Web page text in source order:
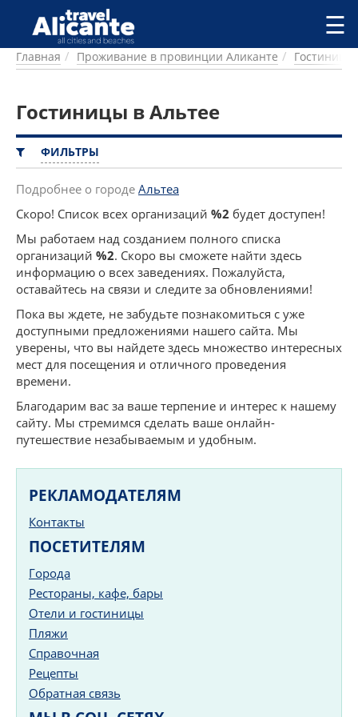
Перейти к основному содержанию
ГОРОДА
ПИТАНИЕ
ПРОЖИВАНИЕ
ПЛЯЖИ
ДОСТОПРИМЕЧАТЕЛЬНОСТИ
КЕМПИНГ
КОМАРКИ (РАЙОНЫ)
РЕЦЕПТЫ
ПРЕДЛОЖЕНИЯ
СТАТЬИ
УСЛУГИ
☰
Главная Проживание в провинции Аликанте Гостиницы
Гостиницы в Альтее
ФИЛЬТРЫ
Подробнее о городе Альтеа
Скоро! Список всех организаций %2 будет доступен!
Мы работаем над созданием полного списка
организаций %2. Скоро вы сможете найти здесь
информацию о всех заведениях. Пожалуйста,
оставайтесь на связи и следите за обновлениями!
Пока вы ждете, не забудьте познакомиться с уже
доступными предложениями нашего сайта. Мы
уверены, что вы найдете здесь множество интересных
мест для посещения и отличного проведения
времени.
Благодарим вас за ваше терпение и интерес к нашему
сайту. Мы стремимся сделать ваше онлайн-
путешествие незабываемым и удобным.
РЕКЛАМОДАТЕЛЯМ
Контакты
ПОСЕТИТЕЛЯМ
Города
Рестораны, кафе, бары
Отели и гостиницы
Пляжи
Справочная
Рецепты
Обратная связь